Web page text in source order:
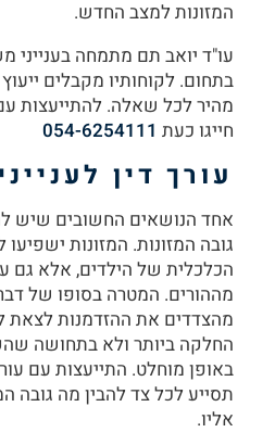
המזונות למצב החדש.
עו"ד יואב תם מתמחה בענייני
בתחום. לקוחותיו מקבלים ייעוץ
מהיר לכל שאלה. להתייעצות
חייגו כעת 054-6254111
עורך דין
אחד הנושאים החשובים שיש
גובה המזונות. המזונות
הכלכלית של הילדים, אלא גם
מההורים. המטרה בסופו של
מהצדדים את ההזדמנות לצאת
החלקה ביותר ולא בתחושה
באופן מוחלט. התייעצות עם
תסייע לכל צד להבין מה גובה
אליו.